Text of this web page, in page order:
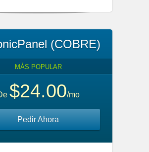
(COBRE)
MÁS POPULAR
$24.00/mo
Pedir Ahora